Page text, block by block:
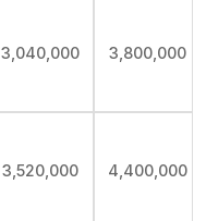
3,040,000 3,800,000
3,520,000 4,400,000